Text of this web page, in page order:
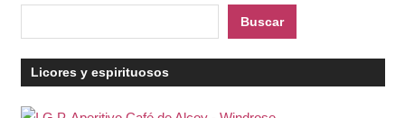
Buscar
Licores y espirituosos